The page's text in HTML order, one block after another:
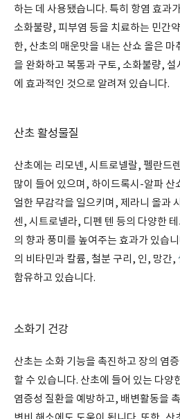
하는 데 사용됐습니다. 특히 항염 효과
소화불량, 피부염 등을 치료하는 민간
한, 산초의 매운맛을 내는 산쇼 올은 마
을 완화하고 복통과 구토, 소화불량,
에 효과적인 것으로 알려져 있습니다.
산초 활성물질
산초에는 리모넨, 시트로넬랄, 펠란드
많이 들어 있으며, 하이드록시-알파 산
얼한 무감각을 일으키며, 제라니 올과
센, 시트로넬라, 디펜 텐 등의 다양한
의 향과 풍미를 높여주는 효과가 있습
의 비타민과 칼륨, 철분 구리, 인, 망간,
함유하고 있습니다.
소화기 건강
산초는 소화 기능을 촉진하고 장의 염
할 수 있습니다. 산초에 들어 있는 다양
염증성 질환을 예방하고, 배변활동을